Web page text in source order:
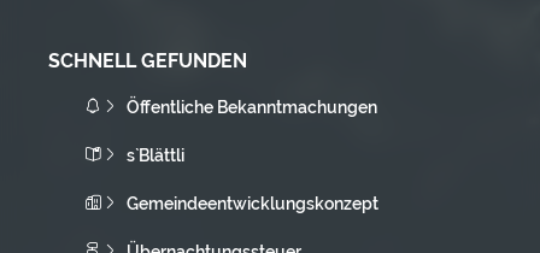
SCHNELL GEFUNDEN
Öffentliche Bekanntmachungen
s`Blättli
Gemeindeentwicklungskonzept